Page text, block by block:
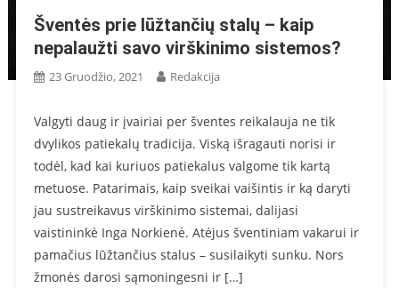
Šventės prie lūžtančių stalų – kaip
nepalaužti savo virškinimo sistemos?
23 Gruodžio, 2021 Redakcija
Valgyti daug ir įvairiai per šventes reikalauja ne tik
dvylikos patiekalų tradicija. Viską išragauti norisi ir
todėl, kad kai kuriuos patiekalus valgome tik kartą
metuose. Patarimais, kaip sveikai vaišintis ir ką daryti
jau sustreikavus virškinimo sistemai, dalijasi
vaistininkė Inga Norkienė. Atėjus šventiniam vakarui ir
pamačius lūžtančius stalus – susilaikyti sunku. Nors
žmonės darosi sąmoningesni ir […]